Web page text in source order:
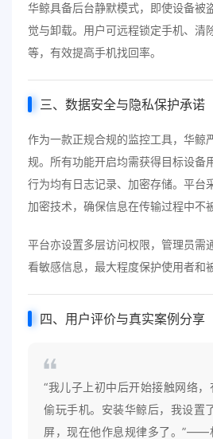
华鲸具备后台静默模式，即使设备被
觉与卸载。用户可远程锁定手机、清
等，有效提高手机找回率。
三、数据安全与隐私保护承诺
作为一款正规合规的监控工具，华鲸
规。所有功能开启均需获得目标设备
行为均有日志记录、加密存储。平台
加密技术，确保信息在传输过程中不
平台亦设置多层访问权限，管理员需
看敏感信息，最大程度保护使用者和
四、用户评价与真实案例分享
“我儿子上初中后开始接触网络
偷玩手机。安装华鲸后，我设置
屏，现在他作息规律多了。”——